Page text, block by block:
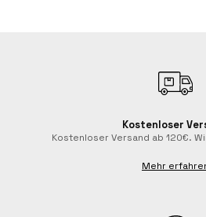
Kostenloser
Kostenloser Versand ab 120€.
Mehr